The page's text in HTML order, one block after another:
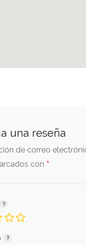
una reseña
de correo
con *